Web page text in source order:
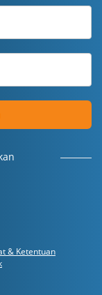
& Ketentuan